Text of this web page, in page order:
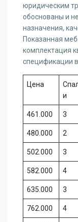
юридическим
обоснованы и
назначения,
Показанная
комплектация
спецификации
Цена
и
461.000 3
480.000 2
502.000 3
582.000 4
635.000 3
762.000 4